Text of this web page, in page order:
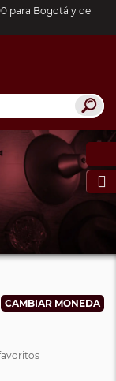
para Bogotá y de
